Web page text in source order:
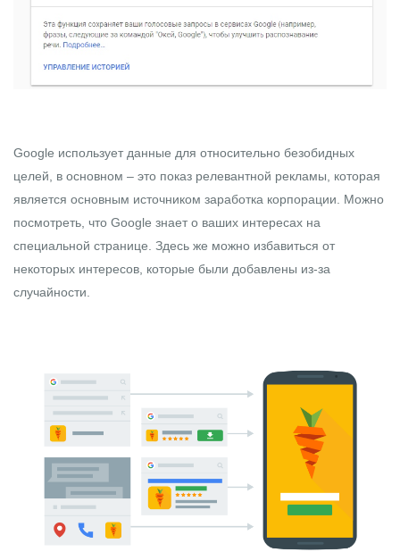
Google использует данные для относительно безобидных
целей, в основном – это показ релевантной рекламы, которая
является основным источником заработка корпорации. Можно
посмотреть, что Google знает о ваших интересах на
специальной странице . Здесь же можно избавиться от
некоторых интересов, которые были добавлены из-за
случайности.